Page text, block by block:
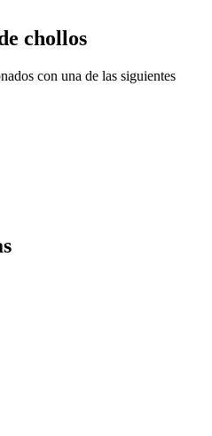
chollos
con una de las siguientes